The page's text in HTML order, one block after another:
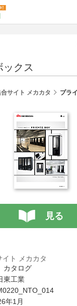
ックス
サイト メカカタ プラ
見る
イト メカカタ
カタログ
東工業
年1月